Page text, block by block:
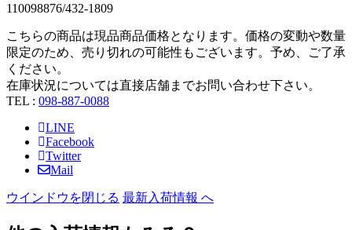
110098876/432-1809
こちらの商品は現品商品価格となります。価格の変動や数量
限定のため、売り切れの可能性もございます。予め、ご了承
ください。
在庫状況については直接店舗までお問い合わせ下さい。
TEL : 098-887-0088
LINE
Facebook
Twitter
Mail
ウインドウを閉じる 最新入荷情報 へ